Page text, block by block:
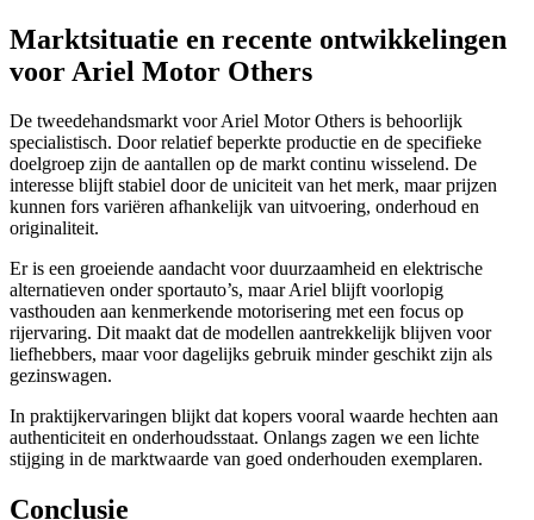
Marktsituatie en recente ontwikkelingen
voor Ariel Motor Others
De tweedehandsmarkt voor Ariel Motor Others is behoorlijk
specialistisch. Door relatief beperkte productie en de specifieke
doelgroep zijn de aantallen op de markt continu wisselend. De
interesse blijft stabiel door de uniciteit van het merk, maar prijzen
kunnen fors variëren afhankelijk van uitvoering, onderhoud en
originaliteit.
Er is een groeiende aandacht voor duurzaamheid en elektrische
alternatieven onder sportauto’s, maar Ariel blijft voorlopig
vasthouden aan kenmerkende motorisering met een focus op
rijervaring. Dit maakt dat de modellen aantrekkelijk blijven voor
liefhebbers, maar voor dagelijks gebruik minder geschikt zijn als
gezinswagen.
In praktijkervaringen blijkt dat kopers vooral waarde hechten aan
authenticiteit en onderhoudsstaat. Onlangs zagen we een lichte
stijging in de marktwaarde van goed onderhouden exemplaren.
Conclusie